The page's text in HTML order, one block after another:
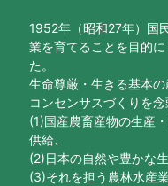
1952年（昭和27年）国
業を育てることを目的
た。
生命尊厳・生きる基本
コンセンサスづくりを念
(1)国産農畜産物の生産
供給、
(2)日本の自然や豊かな
(3)それを担う農林水産